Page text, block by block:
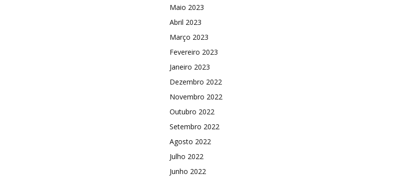
Maio 2023
Abril 2023
Março 2023
Fevereiro 2023
Janeiro 2023
Dezembro 2022
Novembro 2022
Outubro 2022
Setembro 2022
Agosto 2022
Julho 2022
Junho 2022